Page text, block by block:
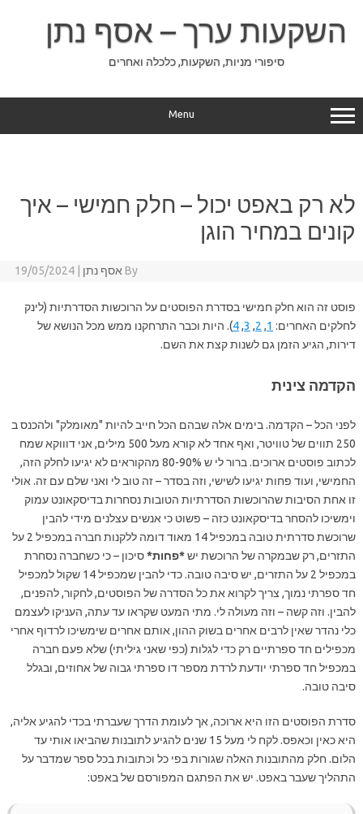
השקעות ערך – אסף נתן
סיפורי מניות, השקעות, כלכלה ואחרים
Menu
לא רק באפט יכול – חלק חמישי – איך
קונים במחיר הוגן
By אסף נתן 19/05/2024
פוסט זה הוא חלק חמישי בסדרת הפוסטים על הרוכשות הסדרתיות (לינק
לחלקים האחרים:1
,
2
,
3
,
4). היות וכבר התרחקנו ממש מכל הנושא של
דירות, הגיע הזמן גם לשנות קצת את השם.
הקדמה צינית
לפני הכל – הקדמה. בימים אלה שבהם הכל חייב להיות "מאומלק" ולהכנס ב
250 תווים של טוויטר, ואף אחד לא קורא מעל 500 מילים, אני דוווקא שמח
לכתוב פוסטים ארוכים. ברור לי ש 80-90% מהקוראים לא יגיעו לחלק הזה,
החמישי, ועוד פחות יגיעו לשישי, וזה בסדר – זה טוב לי ואני שלם עם זה. אולי
זו אחת הסיבות שהרוכשות הסדרתיות הטובות נסחרות בדיסקאונט עמוק
וימשיכו להסחר בדיסקאונט כזה – פשוט כי אנשים עצלנים מידי להבין
שרוכשת סדרתית טובה במכפיל 14 מאוד דומה ללקנות חברה במכפיל 2 על
התזרים, רק שבמקרה של הרוכשת יש*פחות*סיכון – כי כשחברה נסחרת
במכפיל 2 על התזרים, יש סיבה טובה. כדי להבין שמכפיל 14 שקול למכפיל
חד ספרתי נמוך, צריך לקרוא את כל הסדרה של הפוסטים, לחקור, להפנים,
להבין. וזה קשה – וזה מעולה לי. מתי המעט שקראו עד עתה, העניקו לעצמם
כלי נהדר שאין לרבים אחרים בשוק ההון, אותם אחרים שימשיכו לרדוף אחרי
מכפילים חד ספרתיים רק כדי לגלות (כפי שאני גיליתי) שלא פעם חברה
במכפיל חד ספרתי יודעת לרדת מספר דו ספרתי גבוה של אחוזים, ובגלל
סיבה טובה.
סדרת הפוסטים הזו היא ארוכה, אך לעומת הדרך שעברתי בכדי להגיע אליה,
היא כאין וכאפס. לקח לי מעל 15 שנים להגיע לתובנות שהביאו אותי עד
הלום. חלק מהתובנות האלה שגורות בפי כל וכתובות בכל ספר שמדבר על
התהליך שעבר באפט. יש את הפתגם המפורסם של באפט: